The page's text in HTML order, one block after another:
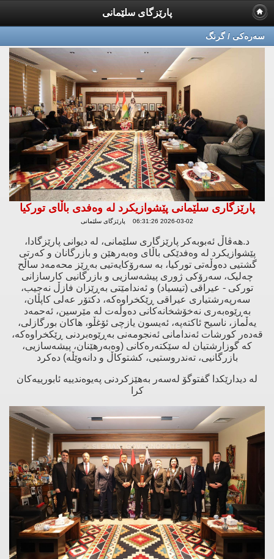
پارێزگای سلێمانی
سه‌ره‌كی / گرنگ
پارێزگاری سلێمانی پێشوازیكرد له‌ وه‌فدی باڵای توركیا
2026-03-02 06:31:26 پارێزگای سلێمانی
د.هەڤاڵ ئەبوبەکر پارێزگاری سلێمانی، لە دیوانی پارێزگادا،
پێشوازیکرد لە وەفدێکی باڵای وەبەرهێن و بازرگانان و کەرتی
گشتیی دەوڵەتی تورکیا، بە سەرۆکایەتیی بەڕێز محەمەد ساڵح
چەلیک، سەرۆکی ژوری پیشەسازیی و بازرگانیی کارسازانی
تورکی - عیراقی (تیسیاد) و ئەندامێتی بەڕێزان ⁠فازڵ نەجیب،
سەرپەرشتیاری عیراقی ڕێکخراوەکە، ⁠دکتۆر عەلی کاپڵان،
بەڕێوەبەری نەخۆشخانەکانی دەوڵەت لە مێرسین، ⁠ئەحمەد
یەڵماز، ⁠ناسیح ئاکتەپە، ⁠ئەیسون یازچی ئۆغڵو، ⁠ھاکان بورگازلی،
⁠قەدەر کورشات ئەندامانی ئەنجومەنی بەڕێوەبردنی ڕێکخراوەکە،
کە گوزارشتیان لە سێکتەرەکانی (وەبەرهێنان، پیشەسازیی،
بازرگانیی، تەندروستیی، کشتوکاڵ و دانەوێڵە) دەکرد
لە دیدارێکدا گفتوگۆ لەسەر بەهێزکردنی پەیوەندییە ئابورییەکان
کرا